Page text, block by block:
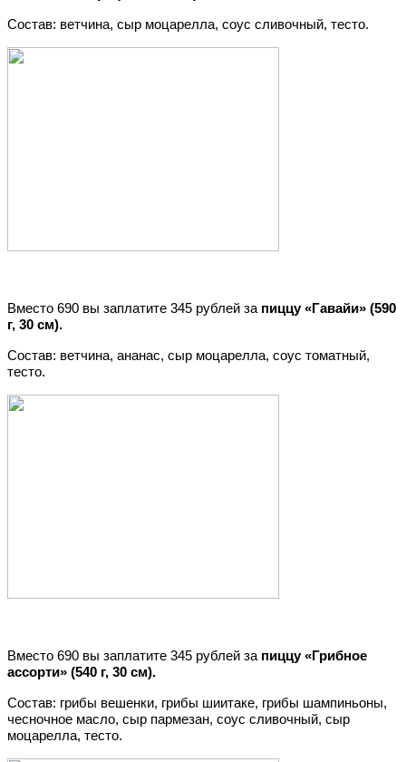
Состав: ветчина, сыр моцарелла, соус сливочный, тесто.
Вместо 690 вы заплатите 345 рублей за пиццу «Гавайи» (590
г, 30 см).
Состав: ветчина, ананас, сыр моцарелла, соус томатный,
тесто.
Вместо 690 вы заплатите 345 рублей за пиццу «Грибное
ассорти» (540 г, 30 см).
Состав: грибы вешенки, грибы шиитаке, грибы шампиньоны,
чесночное масло, сыр пармезан, соус сливочный, сыр
моцарелла, тесто.